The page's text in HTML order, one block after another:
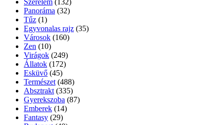
Panoráma (32)
Tűz (1)
Egyvonalas rajz (35)
Városok (160)
Zen (10)
Virágok (249)
Állatok (172)
Esküvő (45)
Természet (488)
Absztrakt (335)
Gyerekszoba (87)
Emberek (14)
Fantasy (29)